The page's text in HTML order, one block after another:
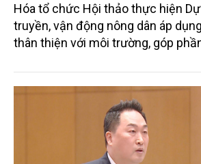
Hóa tổ chức Hội thảo thực hiện
truyền, vận động nông dân áp
thân thiện với môi trường, góp
trình thu hút sự tham gia của
từ các cơ quan quản lý nhà nước,
doanh nghiệp, hợp tác xã và nông
tiếp triển khai mô hình sản xuất